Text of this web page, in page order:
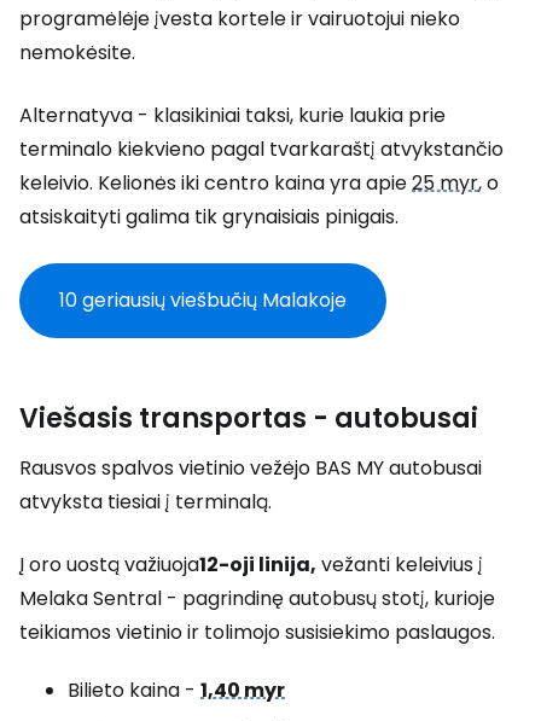
programėlėje įvesta kortele ir vairuotojui nieko
nemokėsite.
Alternatyva - klasikiniai taksi, kurie laukia prie
terminalo kiekvieno pagal tvarkaraštį atvykstančio
keleivio. Kelionės iki centro kaina yra apie25 myr, o
atsiskaityti galima tik grynaisiais pinigais.
10 geriausių viešbučių Malakoje
Viešasis transportas - autobusai
Rausvos spalvos vietinio vežėjo BAS MY autobusai
atvyksta tiesiai į terminalą.
Į oro uostą važiuoja12-oji linija, vežanti keleivius į
Melaka Sentral - pagrindinę autobusų stotį, kurioje
teikiamos vietinio ir tolimojo susisiekimo paslaugos.
Bilieto kaina - 1,40 myr